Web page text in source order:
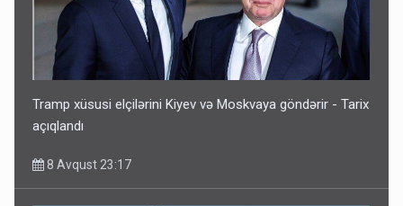
Tramp xüsusi elçilərini Kiyev və Moskvaya göndərir - Tarix
açıqlandı
8 Avqust 23:17